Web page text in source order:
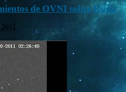
de OVNI sobre Rusia